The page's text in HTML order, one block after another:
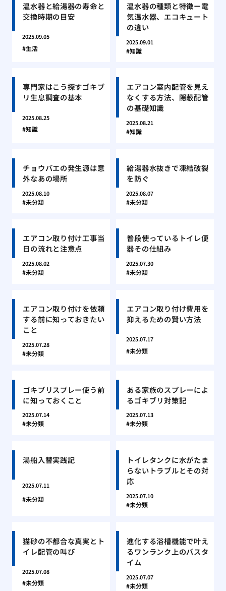
温水器と給湯器の寿命と
交換時期の目安
2025.09.05
生活
温水器の種類と特徴ー電
気温水器、エコキュート
の違い
2025.09.01
知識
専門家はこう探すゴキブ
リ生息調査の基本
2025.08.25
知識
エアコン室内配管を見え
なくする方法、隠蔽配管
の基礎知識
2025.08.21
知識
チョウバエの発生源は意
外なあの場所
2025.08.10
未分類
給湯器水抜きで凍結破裂
を防ぐ
2025.08.07
未分類
エアコン取り付け工事当
日の流れと注意点
2025.08.02
未分類
普段使っているトイレ便
器その仕組み
2025.07.30
未分類
エアコン取り付けを依頼
する前に知っておきたい
こと
2025.07.28
未分類
エアコン取り付け費用を
抑えるための賢い方法
2025.07.17
未分類
ゴキブリスプレー使う前
に知っておくこと
2025.07.14
未分類
ある家族のスプレーによ
るゴキブリ対策記
2025.07.13
未分類
湯船入替実践記
2025.07.11
未分類
トイレタンクに水がたま
らないトラブルとその対
応
2025.07.10
未分類
猫砂の不都合な真実とト
イレ配管の叫び
2025.07.08
未分類
進化する浴槽機能で叶え
るワンランク上のバスタ
イム
2025.07.07
未分類